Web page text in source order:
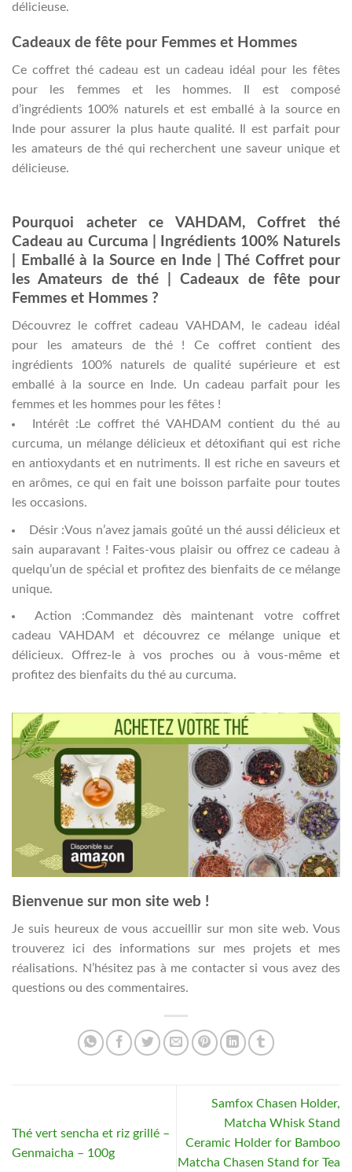
délicieuse.
Cadeaux de fête pour Femmes et Hommes
Ce coffret thé cadeau est un cadeau idéal pour les fêtes
pour les femmes et les hommes. Il est composé
d’ingrédients 100% naturels et est emballé à la source en
Inde pour assurer la plus haute qualité. Il est parfait pour
les amateurs de thé qui recherchent une saveur unique et
délicieuse.
Pourquoi acheter ce VAHDAM, Coffret thé
Cadeau au Curcuma | Ingrédients 100% Naturels
| Emballé à la Source en Inde | Thé Coffret pour
les Amateurs de thé | Cadeaux de fête pour
Femmes et Hommes ?
Découvrez le coffret cadeau VAHDAM, le cadeau idéal
pour les amateurs de thé ! Ce coffret contient des
ingrédients 100% naturels de qualité supérieure et est
emballé à la source en Inde. Un cadeau parfait pour les
femmes et les hommes pour les fêtes !
Intérêt :Le coffret thé VAHDAM contient du thé au
curcuma, un mélange délicieux et détoxifiant qui est riche
en antioxydants et en nutriments. Il est riche en saveurs et
en arômes, ce qui en fait une boisson parfaite pour toutes
les occasions.
Désir :Vous n’avez jamais goûté un thé aussi délicieux et
sain auparavant ! Faites-vous plaisir ou offrez ce cadeau à
quelqu’un de spécial et profitez des bienfaits de ce mélange
unique.
Action :Commandez dès maintenant votre coffret
cadeau VAHDAM et découvrez ce mélange unique et
délicieux. Offrez-le à vos proches ou à vous-même et
profitez des bienfaits du thé au curcuma.
Bienvenue sur mon site web !
Je suis heureux de vous accueillir sur mon site web. Vous
trouverez ici des informations sur mes projets et mes
réalisations. N’hésitez pas à me contacter si vous avez des
questions ou des commentaires.
Thé vert sencha et riz grillé –
Genmaicha – 100g
Samfox Chasen Holder,
Matcha Whisk Stand
Ceramic Holder for Bamboo
Matcha Chasen Stand for Tea